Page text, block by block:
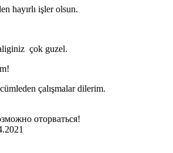
hayırlı işler olsun.
çok guzel.
çalışmalar dilerim.
оторваться!